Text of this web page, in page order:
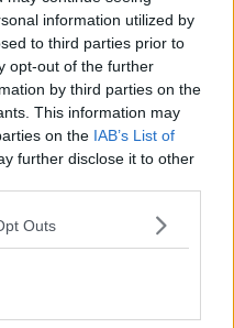
information utilized by
to third parties prior to
opt-out of the further
by third parties on the
This information may
on the IAB’s List of
further disclose it to other
Outs
(osa)25
72